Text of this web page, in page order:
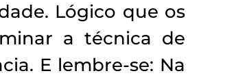
Lógico que os
a técnica de
E lembre-se: Na